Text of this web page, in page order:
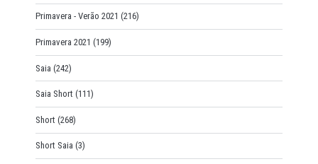
Primavera - Verão 2021 (216)
Primavera 2021 (199)
Saia (242)
Saia Short (111)
Short (268)
Short Saia (3)